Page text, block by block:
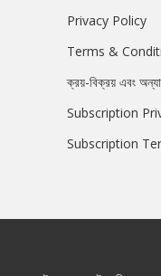
Privacy Policy
Terms &
ক্রয়-বিক্রয় এবং
Subscription
Subscription